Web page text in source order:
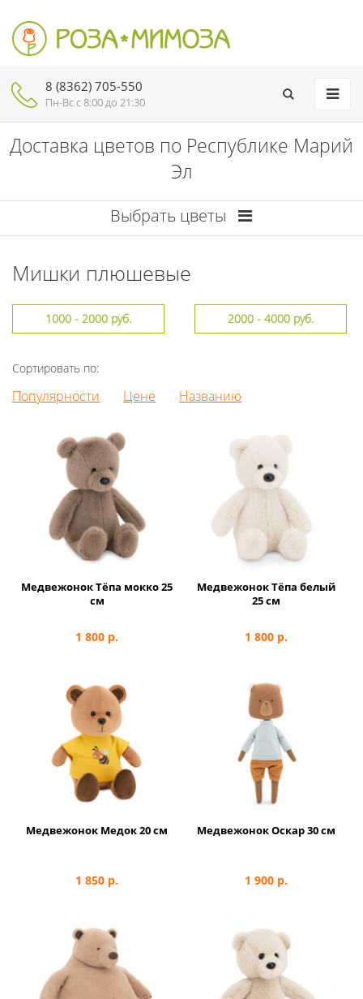
8 (8362) 705-550
Пн-Вc с 8:00 до 21:30
Доставка цветов по Республике Марий
Эл
Выбрать цветы
Мишки плюшевые
1000 - 2000 руб. 2000 - 4000 руб.
Сортировать по:
Популярности Цене Названию
Медвежонок Тёпа мокко 25
см
1 800 р.
Медвежонок Тёпа белый
25 см
1 800 р.
Медвежонок Медок 20 см
1 850 р.
Медвежонок Оскар 30 см
1 900 р.